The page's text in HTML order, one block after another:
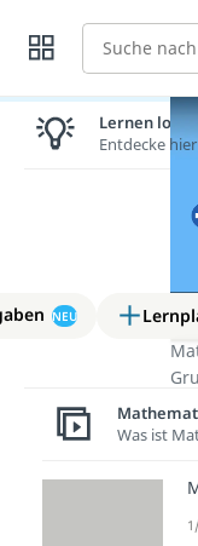
Suche
NEU
Lernen
Entdecke
Was ist